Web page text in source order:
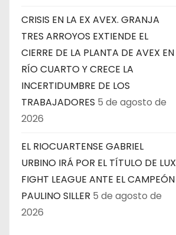
CRISIS EN LA EX AVEX. GRANJA
TRES ARROYOS EXTIENDE EL
CIERRE DE LA PLANTA DE AVEX EN
RÍO CUARTO Y CRECE LA
INCERTIDUMBRE DE LOS
TRABAJADORES 5 de agosto de
2026
EL RIOCUARTENSE GABRIEL
URBINO IRÁ POR EL TÍTULO DE LUX
FIGHT LEAGUE ANTE EL CAMPEÓN
PAULINO SILLER 5 de agosto de
2026